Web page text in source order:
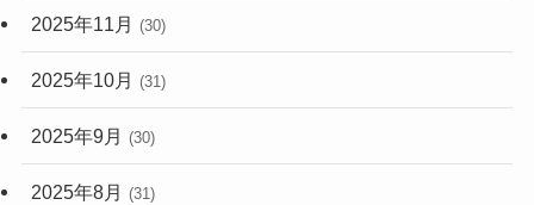
2025年11月 (30)
2025年10月 (31)
2025年9月 (30)
2025年8月 (31)